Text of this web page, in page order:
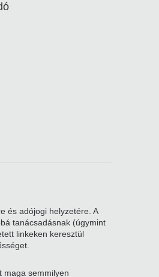
és adójogi helyzetére. A
tanácsadásnak (úgymint
linkeken keresztül
maga semmilyen